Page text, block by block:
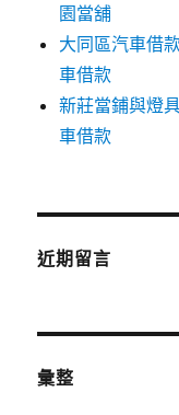
園當舖
大同區汽車借
車借款
新莊當鋪與燈
車借款
近期留言
彙整